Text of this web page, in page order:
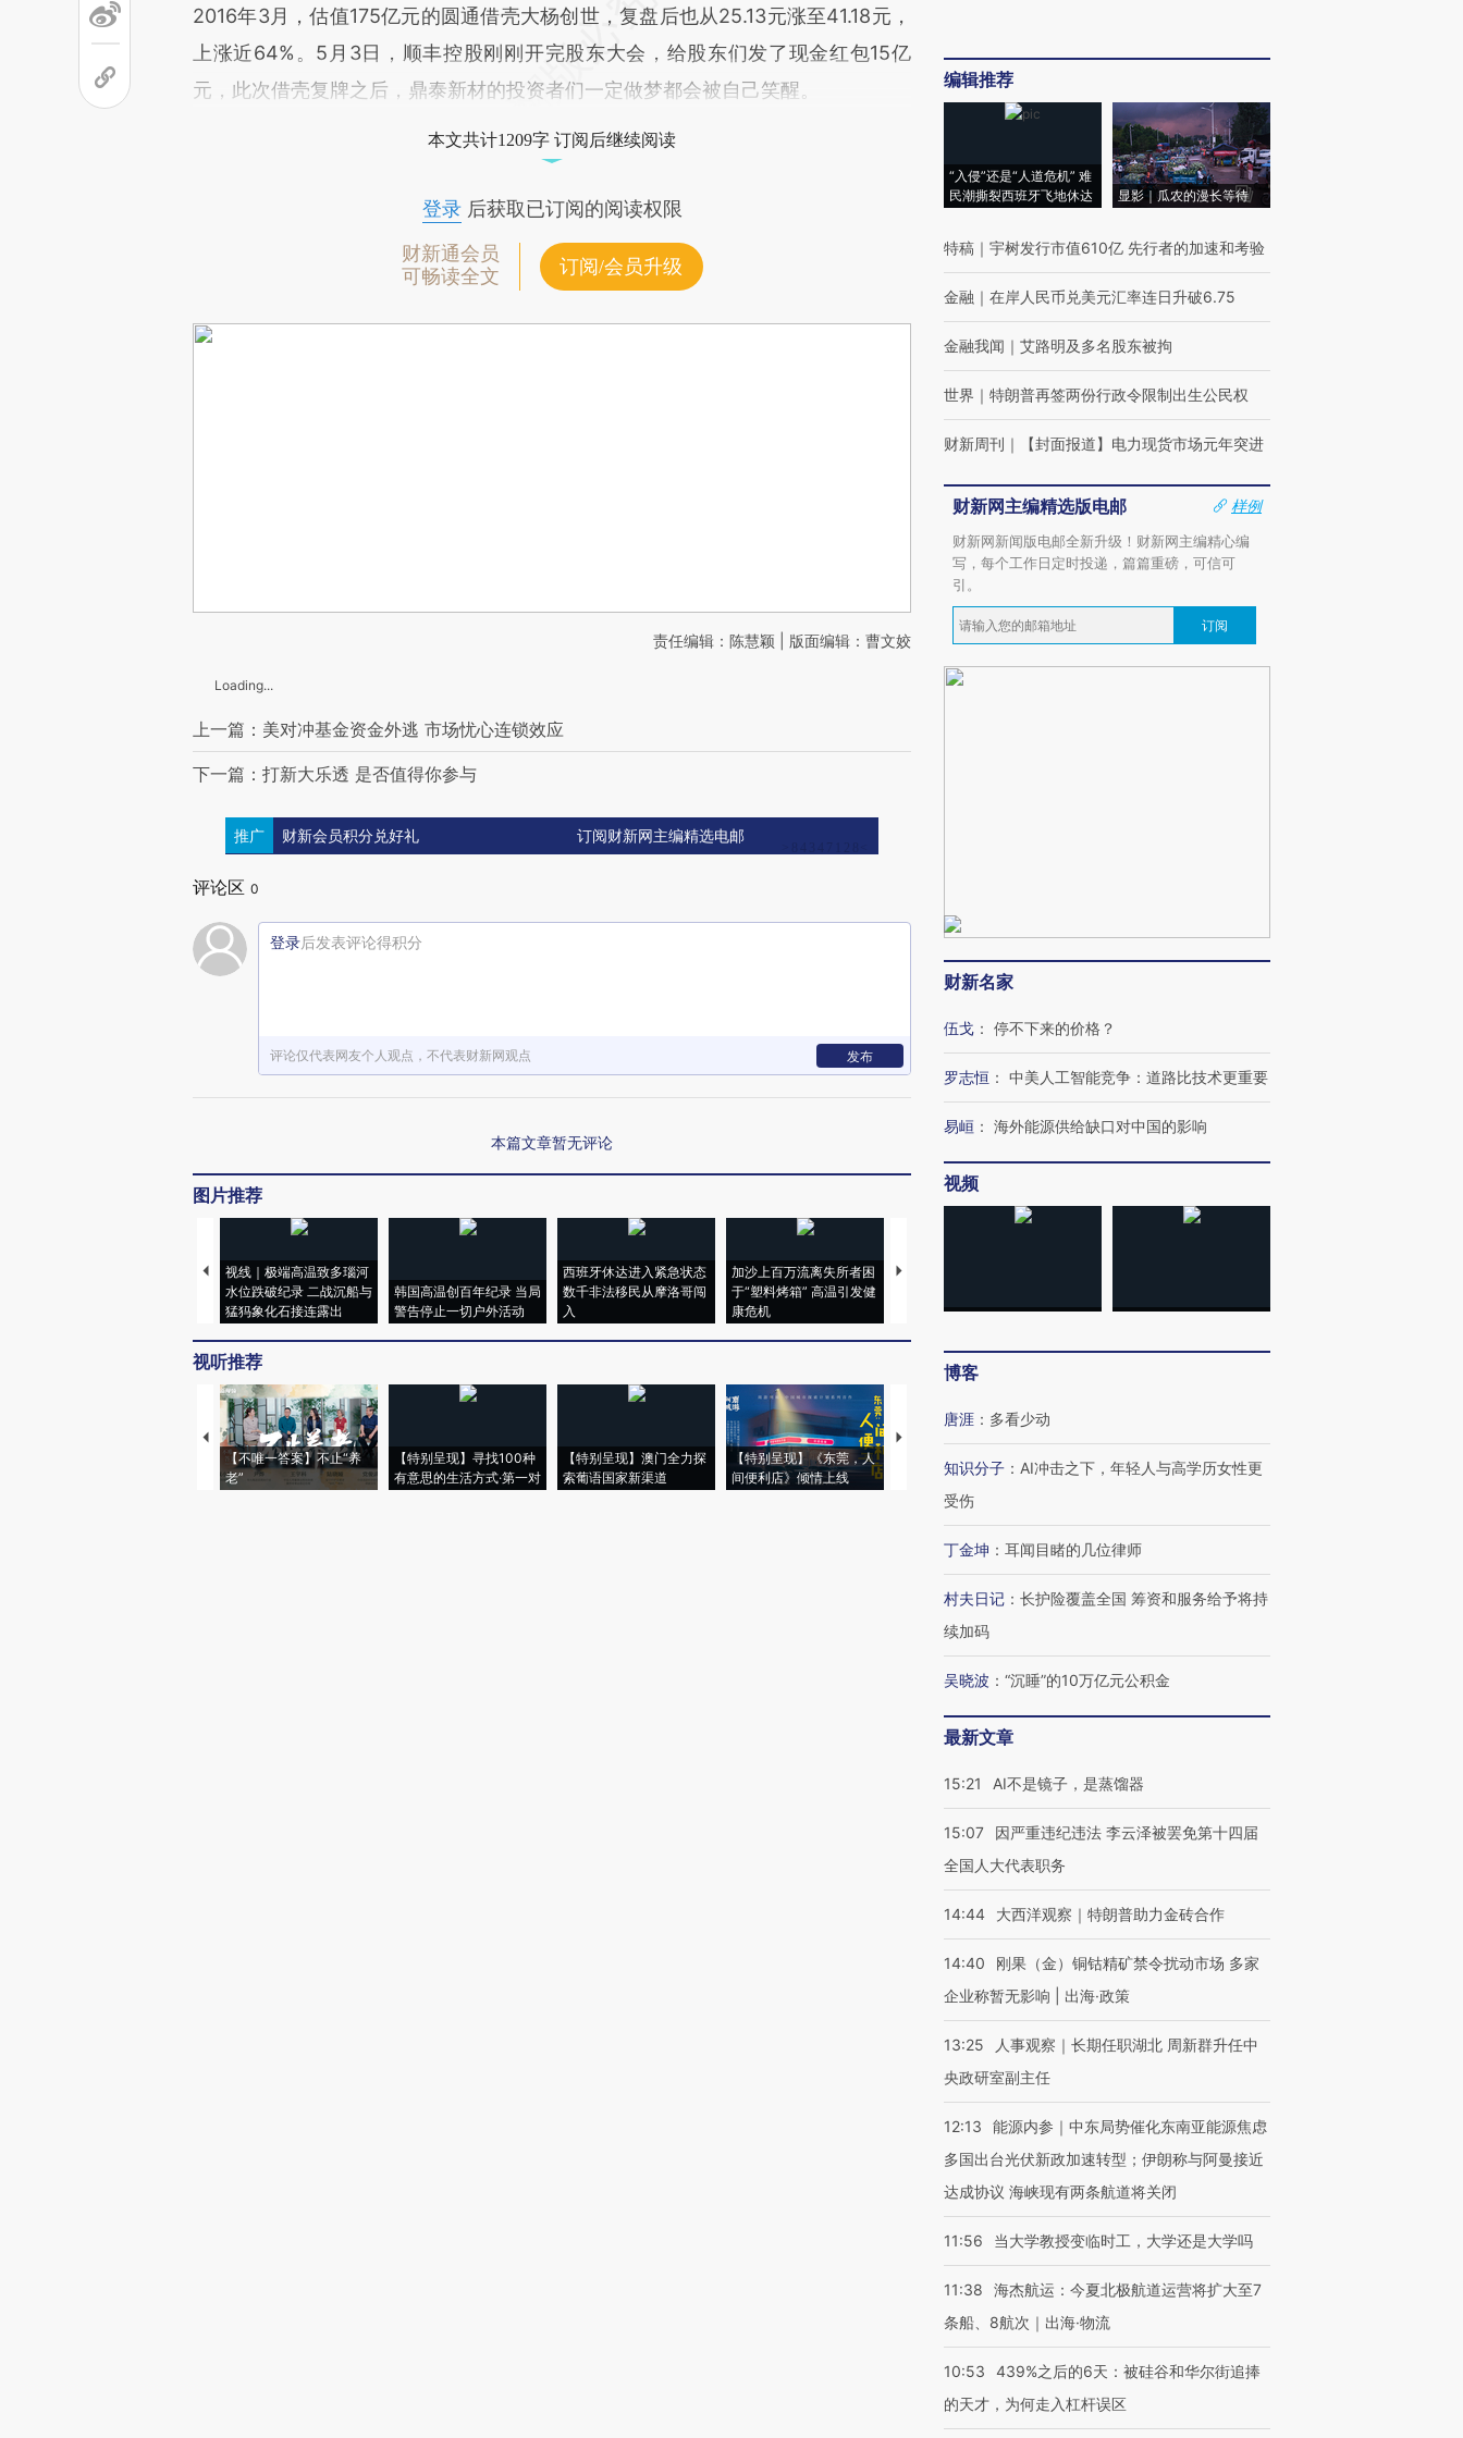
2016年3月，估值175亿元的圆通借壳大杨创世，复盘后也从25.13元涨至41.18元，
上涨近64%。5月3日，顺丰控股刚刚开完股东大会，给股东们发了现金红包15亿
元，此次借壳复牌之后，鼎泰新材的投资者们一定做梦都会被自己笑醒。
本文共计1209字 订阅后继续阅读
登录后获取已订阅的阅读权限
财新通会员
可畅读全文
订阅/会员升级
责任编辑：陈慧颖 | 版面编辑：曹文姣
Loading...
上一篇：美对冲基金资金外逃 市场忧心连锁效应
下一篇：打新大乐透 是否值得你参与
推广 财新会员积分兑好礼 订阅财新网主编精选电邮
评论区 0
登录后发表评论得积分
评论仅代表网友个人观点，不代表财新网观点 发布
本篇文章暂无评论
图片推荐
视线｜极端高温致多瑙河
水位跌破纪录 二战沉船与
猛犸象化石接连露出
韩国高温创百年纪录 当局
警告停止一切户外活动
西班牙休达进入紧急状态
数千非法移民从摩洛哥闯
入
加沙上百万流离失所者困
于“塑料烤箱” 高温引发健
康危机
视线｜HYROX的吸金
心“花钱找虐”？
毒品
育部长拱下台
视听推荐
【不唯一答案】不止“养
老”
【特别呈现】寻找100种
有意思的生活方式·第一对
【特别呈现】澳门全力探
索葡语国家新渠道
【特别呈现】《东莞，人
间便利店》倾情上线
【推广】走进第四届链博
会，让数智科技“链”接产
【特别呈现】寻找100种
有意思的生活方式·第三对
CFO：不靠规模取胜，华
住三大增长引擎是什么？
编辑推荐
“入侵”还是“人道危机” 难
民潮撕裂西班牙飞地休达
显影｜瓜农的漫长等待
特稿 ｜ 宇树发行市值610亿 先行者的加速和考验
金融 ｜ 在岸人民币兑美元汇率连日升破6.75
金融我闻 ｜ 艾路明及多名股东被拘
世界 ｜ 特朗普再签两份行政令限制出生公民权
财新周刊 ｜ 【封面报道】电力现货市场元年突进
财新网主编精选版电邮
样例
财新网新闻版电邮全新升级！财新网主编精心编
写，每个工作日定时投递，篇篇重磅，可信可
引。
订阅
财新名家
伍戈 ： 停不下来的价格？
罗志恒 ： 中美人工智能竞争：道路比技术更重要
易峘 ： 海外能源供给缺口对中国的影响
视频
博客
唐涯 ： 多看少动
知识分子 ： AI冲击之下，年轻人与高学历女性更
受伤
丁金坤 ： 耳闻目睹的几位律师
村夫日记 ： 长护险覆盖全国 筹资和服务给予将持
续加码
吴晓波 ： “沉睡”的10万亿元公积金
最新文章
15:21 AI不是镜子，是蒸馏器
15:07
因严重违纪违法 李云泽被罢免第十四届
全国人大代表职务
14:44 大西洋观察｜特朗普助力金砖合作
14:40
刚果（金）铜钴精矿禁令扰动市场 多家
企业称暂无影响 | 出海·政策
13:25
人事观察｜长期任职湖北 周新群升任中
央政研室副主任
12:13
能源内参｜中东局势催化东南亚能源焦虑
多国出台光伏新政加速转型；伊朗称与阿曼接近
达成协议 海峡现有两条航道将关闭
11:56 当大学教授变临时工，大学还是大学吗
11:38
海杰航运：今夏北极航道运营将扩大至7
条船、8航次｜出海·物流
10:53
439%之后的6天：被硅谷和华尔街追捧
的天才，为何走入杠杆误区